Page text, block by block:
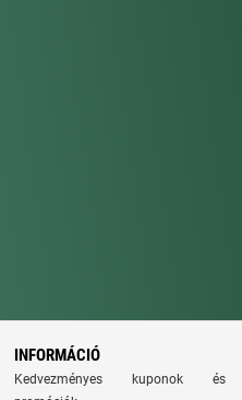
INFORMÁCIÓ
Kedvezményes kuponok és